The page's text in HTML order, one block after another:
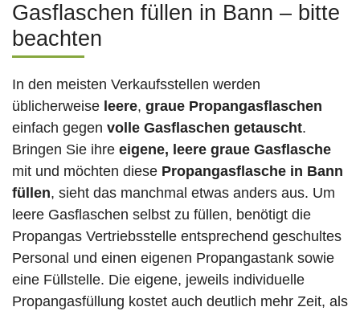
Gasflaschen füllen in Bann – bitte
beachten
In den meisten Verkaufsstellen werden
üblicherweise leere, graue Propangasflaschen
einfach gegen volle Gasflaschen getauscht.
Bringen Sie ihre eigene, leere graue Gasflasche
mit und möchten diese Propangasflasche in Bann
füllen, sieht das manchmal etwas anders aus. Um
leere Gasflaschen selbst zu füllen, benötigt die
Propangas Vertriebsstelle entsprechend geschultes
Personal und einen eigenen Propangastank sowie
eine Füllstelle. Die eigene, jeweils individuelle
Propangasfüllung kostet auch deutlich mehr Zeit, als